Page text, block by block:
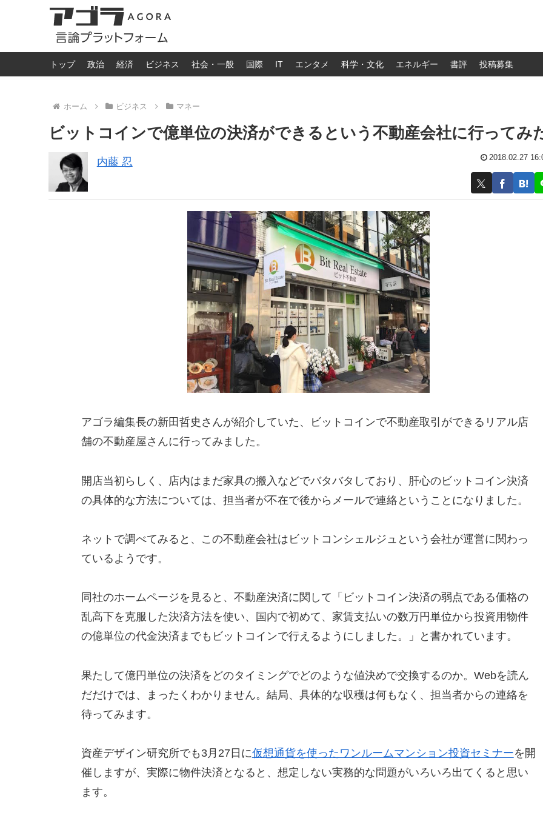
トップ 政治 経済 ビジネス 社会・一般 国際 IT エンタメ 科学・文化 エネルギー 書評 投稿募集
ホーム ビジネス マネー
ビットコインで億単位の決済ができるという不動産会社に行ってみ
内藤 忍 2018.02.27
アゴラ編集長の新田哲史さんが紹介していた、ビットコインで不動産取引ができるリアル店
舗の不動産屋さんに行ってみました。
開店当初らしく、店内はまだ家具の搬入などでバタバタしており、肝心のビットコイン決済
の具体的な方法については、担当者が不在で後からメールで連絡ということになりました。
ネットで調べてみると、この不動産会社はビットコンシェルジュという会社が運営に関わっ
ているようです。
同社のホームページを見ると、不動産決済に関して「ビットコイン決済の弱点である価格の
乱高下を克服した決済方法を使い、国内で初めて、家賃支払いの数万円単位から投資用物件
の億単位の代金決済までもビットコインで行えるようにしました。」と書かれています。
果たして億円単位の決済をどのタイミングでどのような値決めで交換するのか。Webを読ん
だだけでは、まったくわかりません。結局、具体的な収穫は何もなく、担当者からの連絡を
待ってみます。
資産デザイン研究所でも3月27日に仮想通貨を使ったワンルームマンション投資セミナーを開
催しますが、実際に物件決済となると、想定しない実務的な問題がいろいろ出てくると思い
ます。